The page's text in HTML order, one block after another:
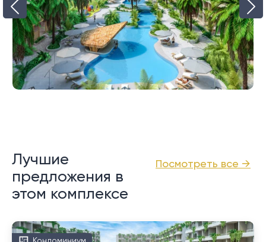
Посмотреть все →
Лучшие
предложения в
этом комплексе